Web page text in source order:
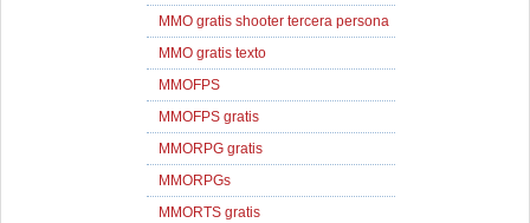
MMO gratis shooter tercera persona
MMO gratis texto
MMOFPS
MMOFPS gratis
MMORPG gratis
MMORPGs
MMORTS gratis